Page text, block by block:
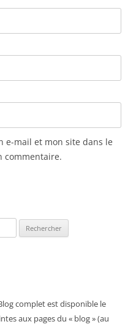
e-mail et mon site dans le
commentaire.
complet est disponible le
aux pages du « blog » (au